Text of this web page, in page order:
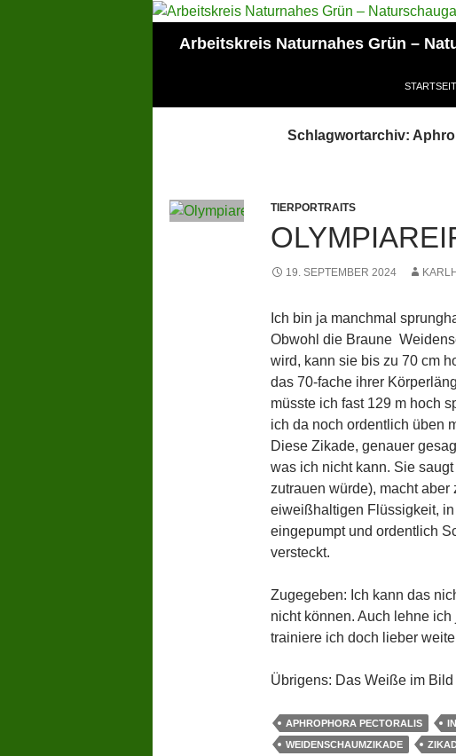
Arbeitskreis Naturnahes Grün –
Schlagwortarchiv:
TIERPORTRAITS
19. SEPTEMBER 2024
Ich bin ja manchmal
Obwohl die Braune
wird, kann sie bis zu 70 cm
das 70-fache ihrer
müsste ich fast 129 m hoch
ich da noch ordentlich üben
Diese Zikade, genauer
was ich nicht kann. Sie
zutrauen würde), macht
eiweißhaltigen Flüssigkeit,
eingepumpt und ordentlich
versteckt.
Zugegeben: Ich kann das
nicht können. Auch lehne
trainiere ich doch lieber
Übrigens: Das Weiße im
APHROPHORA PECTORALIS
WEIDENSCHAUMZIKADE